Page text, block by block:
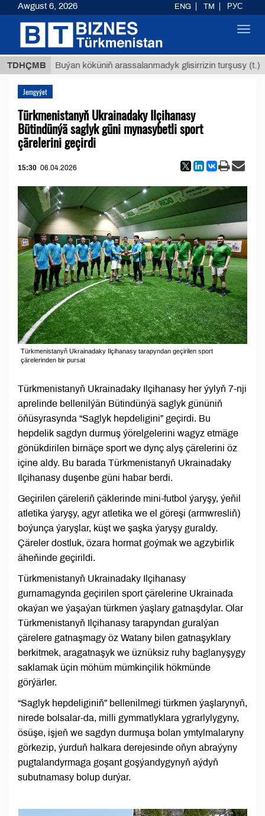
TDHÇMBBuýan köküniň arassalanmadyk glisirrizin turşusy (t.)
Jemgyýet
Türkmenistanyň Ukrainadaky Ilçihanasy
Bütindünýä saglyk güni mynasybetli sport
çärelerini geçirdi
15:30 06.04.2026
Türkmenistanyň Ukrainadaky Ilçihanasy tarapyndan geçirilen sport
çärelerinden bir pursat
Türkmenistanyň Ukrainadaky Ilçihanasy her ýylyň 7-nji
aprelinde bellenilýän Bütindünýä saglyk gününiň
öňüsyrasynda “Saglyk hepdeligini” geçirdi. Bu
hepdelik sagdyn durmuş ýörelgelerini wagyz etmäge
gönükdirilen birnäçe sport we dynç alyş çärelerini öz
içine aldy. Bu barada Türkmenistanyň Ukrainadaky
Ilçihanasy duşenbe güni habar berdi.
Geçirilen çäreleriň çäklerinde mini-futbol ýaryşy, ýeňil
atletika ýaryşy, agyr atletika we el göreşi (armwresliň)
boýunça ýaryşlar, küşt we şaşka ýaryşy guraldy.
Çäreler dostluk, özara hormat goýmak we agzybirlik
äheňinde geçirildi.
Türkmenistanyň Ukrainadaky Ilçihanasy
gurnamagynda geçirilen sport çärelerine Ukrainada
okaýan we ýaşaýan türkmen ýaşlary gatnaşdylar. Olar
Türkmenistanyň Ilçihanasy tarapyndan guralýan
çärelere gatnaşmagy öz Watany bilen gatnaşyklary
berkitmek, aragatnaşyk we üznüksiz ruhy baglanyşygy
saklamak üçin möhüm mümkinçilik hökmünde
görýärler.
“Saglyk hepdeliginiň” bellenilmegi türkmen ýaşlarynyň,
nirede bolsalar-da, milli gymmatlyklara ygrarlylygyny,
ösüşe, işjeň we sagdyn durmuşa bolan ymtylmalaryny
görkezip, ýurduň halkara derejesinde oňyn abraýyny
pugtalandyrmaga goşant goşýandygynyň aýdyň
subutnamasy bolup durýar.
Awgust 6, 2026 ENG TM РУС